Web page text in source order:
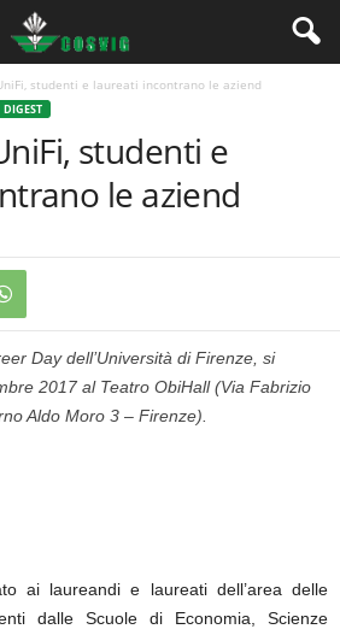
studenti e laureati incontrano le aziend
DIGEST
studenti e
le aziend
Day dell’Università di Firenze, si
2017 al Teatro ObiHall (Via Fabrizio
Aldo Moro 3 – Firenze).
ai laureandi e laureati dell’area delle
dalle Scuole di Economia, Scienze